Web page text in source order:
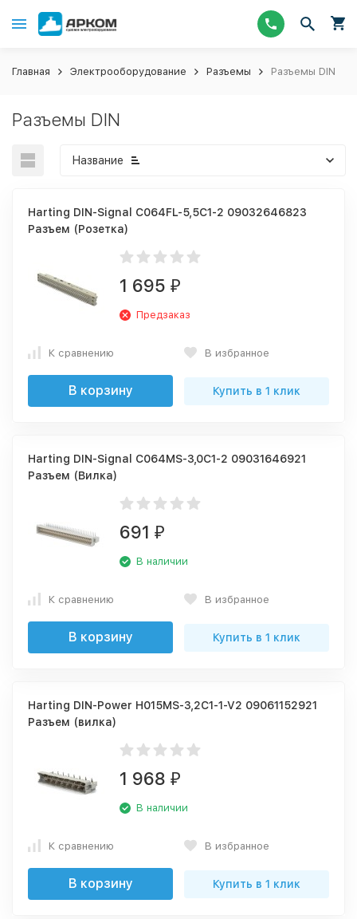
Главная Электрооборудование Разъемы Разъемы DIN
Разъемы DIN
Название
Harting DIN-Signal C064FL-5,5C1-2 09032646823
Разъем (Розетка)
1 695 ₽
Предзаказ
К сравнению В избранное
В корзину Купить в 1 клик
Harting DIN-Signal C064MS-3,0C1-2 09031646921
Разъем (Вилка)
691 ₽
В наличии
К сравнению В избранное
В корзину Купить в 1 клик
Harting DIN-Power H015MS-3,2C1-1-V2 09061152921
Разъем (вилка)
1 968 ₽
В наличии
К сравнению В избранное
В корзину Купить в 1 клик